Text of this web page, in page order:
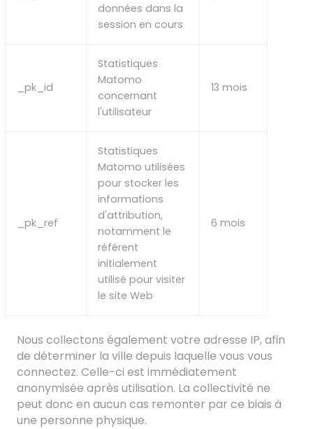
données dans la
session en cours
_pk_id
Statistiques
Matomo
concernant
l'utilisateur
13 mois
_pk_ref
Statistiques
Matomo utilisées
pour stocker les
informations
d'attribution,
notamment le
référent
initialement
utilisé pour visiter
le site Web
6 mois
Nous collectons également votre adresse IP, afin
de déterminer la ville depuis laquelle vous vous
connectez. Celle-ci est immédiatement
anonymisée après utilisation. La collectivité ne
peut donc en aucun cas remonter par ce biais à
une personne physique.